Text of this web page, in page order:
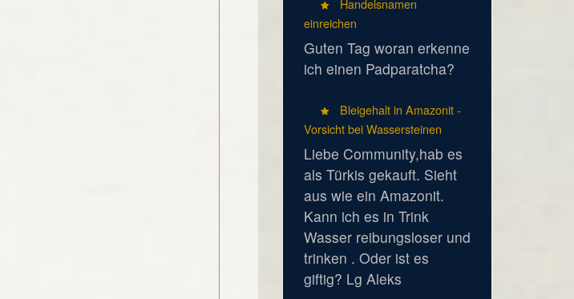
Handelsnamen
einreichen
Guten Tag woran erkenne
ich einen Padparatcha?
Bleigehalt in Amazonit -
Vorsicht bei Wassersteinen
Liebe Community,hab es
als Türkis gekauft. Sieht
aus wie ein Amazonit.
Kann ich es in Trink
Wasser reibungsloser und
trinken . Oder ist es
giftig? Lg Aleks